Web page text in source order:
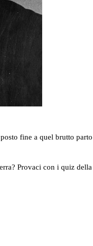
fine a quel brutto
Provaci con i quiz della